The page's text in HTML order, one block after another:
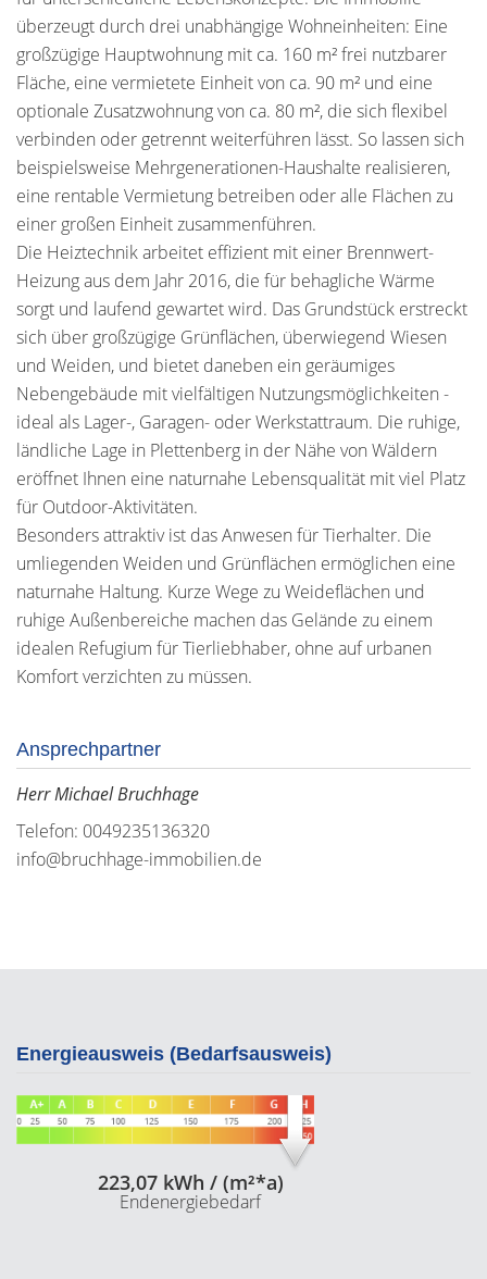
überzeugt durch drei unabhängige Wohneinheiten: Eine
großzügige Hauptwohnung mit ca. 160 m² frei nutzbarer
Fläche, eine vermietete Einheit von ca. 90 m² und eine
optionale Zusatzwohnung von ca. 80 m², die sich flexibel
verbinden oder getrennt weiterführen lässt. So lassen sich
beispielsweise Mehrgenerationen-Haushalte realisieren,
eine rentable Vermietung betreiben oder alle Flächen zu
einer großen Einheit zusammenführen.
Die Heiztechnik arbeitet effizient mit einer Brennwert-
Heizung aus dem Jahr 2016, die für behagliche Wärme
sorgt und laufend gewartet wird. Das Grundstück erstreckt
sich über großzügige Grünflächen, überwiegend Wiesen
und Weiden, und bietet daneben ein geräumiges
Nebengebäude mit vielfältigen Nutzungsmöglichkeiten -
ideal als Lager-, Garagen- oder Werkstattraum. Die ruhige,
ländliche Lage in Plettenberg in der Nähe von Wäldern
eröffnet Ihnen eine naturnahe Lebensqualität mit viel Platz
für Outdoor-Aktivitäten.
Besonders attraktiv ist das Anwesen für Tierhalter. Die
umliegenden Weiden und Grünflächen ermöglichen eine
naturnahe Haltung. Kurze Wege zu Weideflächen und
ruhige Außenbereiche machen das Gelände zu einem
idealen Refugium für Tierliebhaber, ohne auf urbanen
Komfort verzichten zu müssen.
Ansprechpartner
Herr Michael Bruchhage
Telefon: 0049235136320
info@bruchhage-immobilien.de
Energieausweis (Bedarfsausweis)
223,07 kWh / (m²*a)
Endenergiebedarf